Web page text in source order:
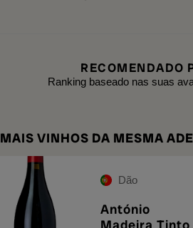
RECOMENDADO
Ranking baseado nas suas
MAIS VINHOS DA MESMA
Dão
António
Madeira Tinto